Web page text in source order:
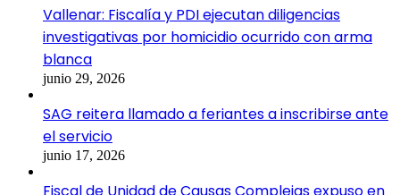
Vallenar: Fiscalía y PDI ejecutan diligencias
investigativas por homicidio ocurrido con arma
blanca
junio 29, 2026
SAG reitera llamado a feriantes a inscribirse ante
el servicio
junio 17, 2026
Fiscal de Unidad de Causas Complejas expuso en